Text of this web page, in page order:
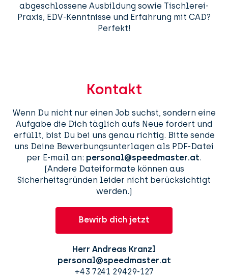
abgeschlossene Ausbildung sowie Tischlerei-
Praxis, EDV-Kenntnisse und Erfahrung mit CAD?
Perfekt!
Kontakt
Wenn Du nicht nur einen Job suchst, sondern eine
Aufgabe die Dich täglich aufs Neue fordert und
erfüllt, bist Du bei uns genau richtig. Bitte sende
uns Deine Bewerbungsunterlagen als PDF-Datei
per E-mail an: personal@speedmaster.at.
(Andere Dateiformate können aus
Sicherheitsgründen leider nicht berücksichtigt
werden.)
Bewirb dich jetzt
Herr Andreas Kranzl
personal@speedmaster.at
+43 7241 29429-127